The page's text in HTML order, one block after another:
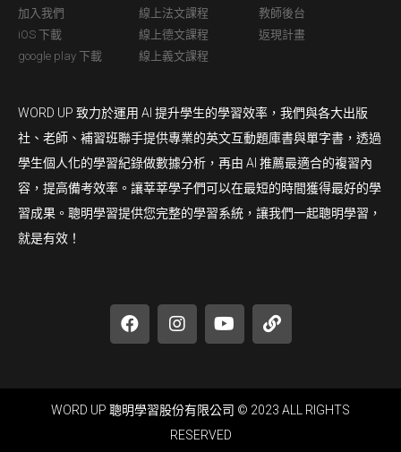
加入我們
iOS 下載
google play 下載
線上法文課程
線上德文課程
線上義文課程
教師後台
返現計畫
WORD UP 致力於運用 AI 提升學生的學習效率，我們與各大出版
社、老師、補習班聯手提供專業的英文互動題庫書與單字書，透過
學生個人化的學習紀錄做數據分析，再由 AI 推薦最適合的複習內
容，提高備考效率。讓莘莘學子們可以在最短的時間獲得最好的學
習成果。聰明學習提供您完整的學習系統，讓我們一起聰明學習，
就是有效！
WORD UP 聰明學習股份有限公司 © 2023 ALL RIGHTS
RESERVED​